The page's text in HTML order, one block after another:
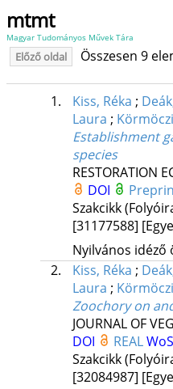
mtmt
Magyar Tudományos Művek Tára
Előző oldal Összesen 9
1. Kiss, Réka ;
Laura ;
Establishment
species
RESTORATION
DOI
Szakcikk
[31177588]
Nyilvános idéző
2.
Kiss, Réka ;
Laura ;
Zoochory on
JOURNAL OF
DOI
REALWoS
Szakcikk
[32084987]